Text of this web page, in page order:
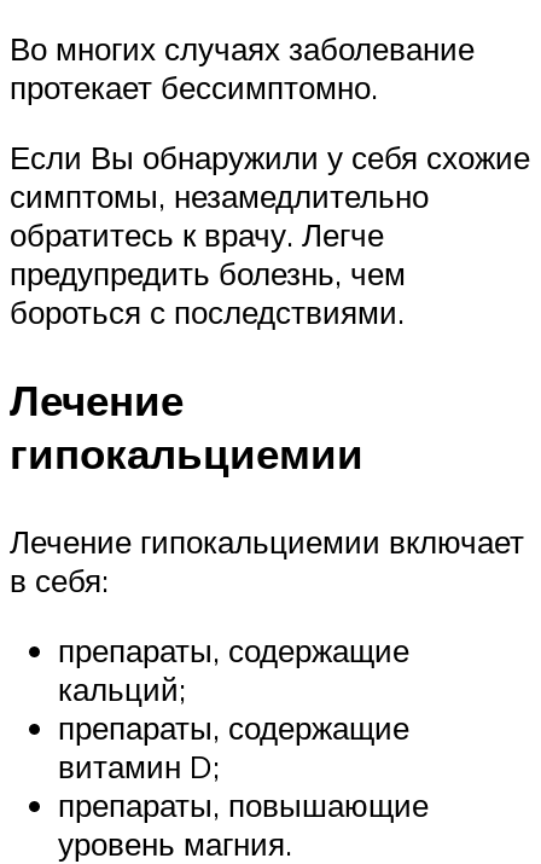
Во многих случаях заболевание
протекает бессимптомно.
Если Вы обнаружили у себя схожие
симптомы, незамедлительно
обратитесь к врачу. Легче
предупредить болезнь, чем
бороться с последствиями.
Лечение
гипокальциемии
Лечение гипокальциемии включает
в себя:
препараты, содержащие
кальций;
препараты, содержащие
витамин D;
препараты, повышающие
уровень магния.